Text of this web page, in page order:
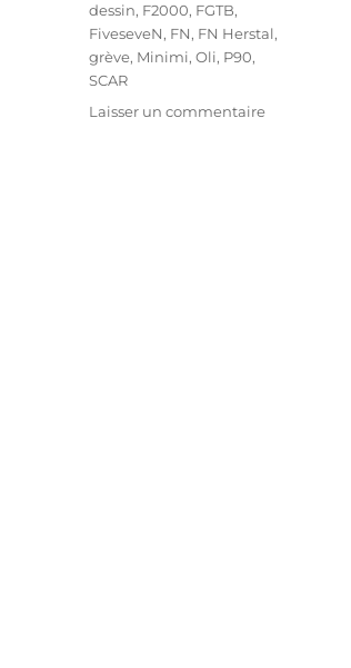
dessin, F2000, FGTB,
FiveseveN, FN, FN Herstal,
grève, Minimi,Oli, P90,
SCAR
Laisser un commentairesur